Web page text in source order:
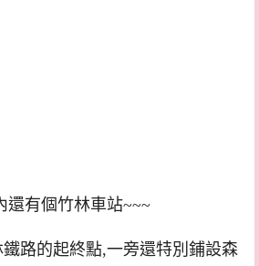
還有個竹林車站~~~
路的起終點,一旁還特別鋪設森